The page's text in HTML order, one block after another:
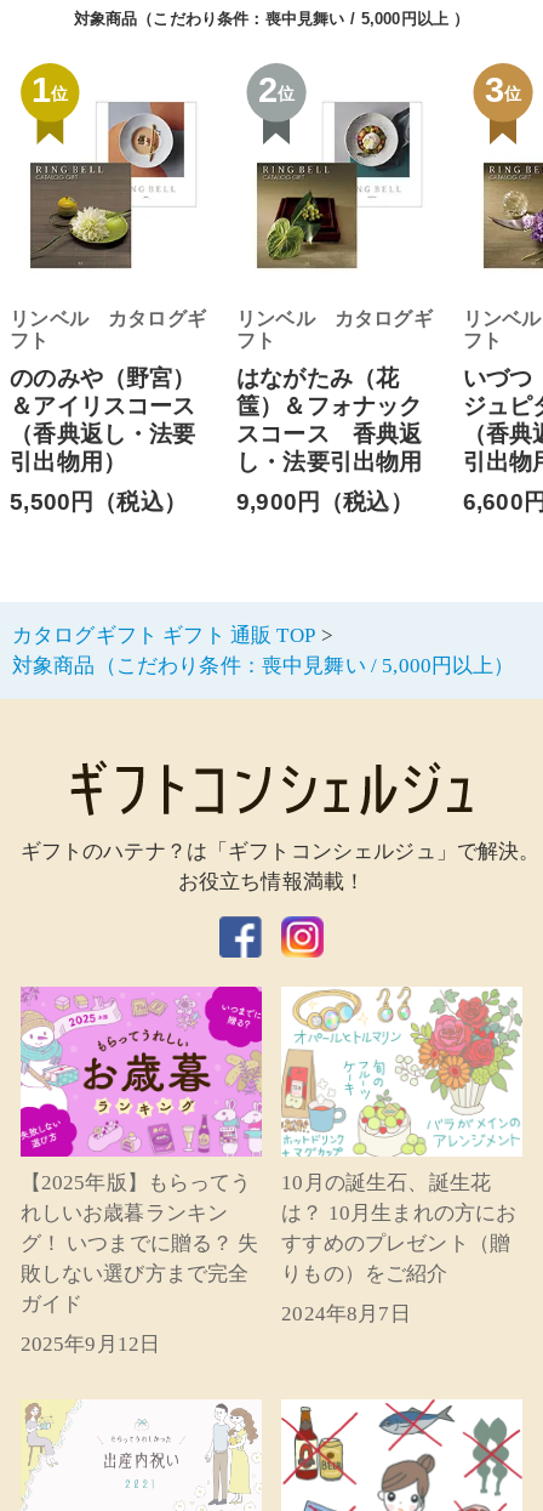
対象商品（こだわり条件： 喪中見舞い 5,000円以上 ）
1位
リンベル カタログギ
フト
ののみや（野宮）
＆アイリスコース
（香典返し・法要
引出物用）
5,500円（税込）
2位
リンベル カタログギ
フト
はながたみ（花
筺）＆フォナック
スコース 香典返
し・法要引出物用
9,900円（税込）
3位
リンベ
フト
いづつ
ジュピ
（香
引出
6,600
カタログギフト ギフト 通販 TOP
対象商品（こだわり条件：喪中見舞い / 5,000円以上）
ギフトのハテナ？は「ギフトコンシェルジュ」で解決。
お役立ち情報満載！
【2025年版】もらってう
れしいお歳暮ランキン
グ！ いつまでに贈る？ 失
敗しない選び方まで完全
ガイド
2025年9月12日
10月の誕生石、誕生花
は？ 10月生まれの方にお
すすめのプレゼント（贈
りもの）をご紹介
2024年8月7日